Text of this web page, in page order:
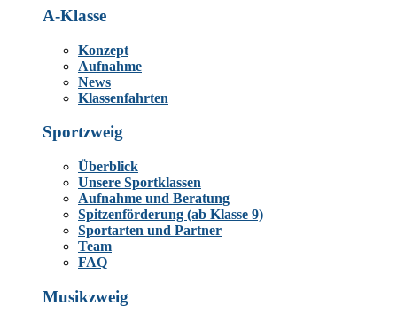
A-Klasse
Konzept
Aufnahme
News
Klassenfahrten
Sportzweig
Überblick
Unsere Sportklassen
Aufnahme und Beratung
Spitzenförderung (ab Klasse 9)
Sportarten und Partner
Team
FAQ
Musikzweig